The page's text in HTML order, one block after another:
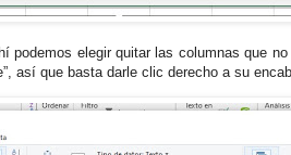
podemos elegir quitar las columnas que
así que basta darle clic derecho a su